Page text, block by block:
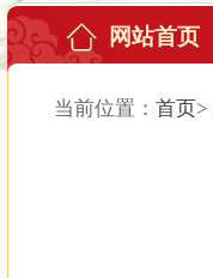
网站首页
当前位置： 首页>